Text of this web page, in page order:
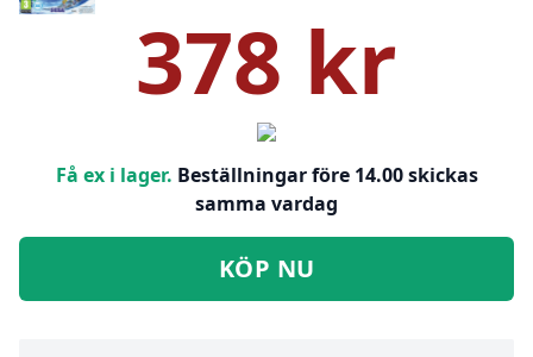
378 kr
Få ex i lager. Beställningar före 14.00 skickas
samma vardag
KÖP NU